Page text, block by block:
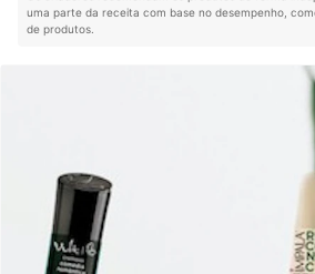
uma parte da receita com base no desempenho,
de produtos.